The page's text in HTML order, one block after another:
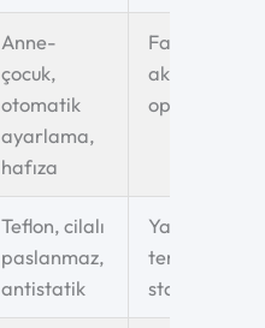
Anne-
çocuk,
otomatik
ayarlama,
hafıza
Farklı suşlar
akıllı
Teflon, cilalı
paslanmaz,
antistatik
Yapışmaz,
temizlenir,
standardı